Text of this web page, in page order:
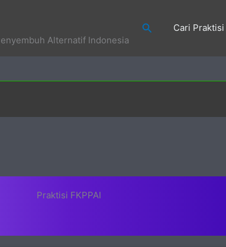
Alternatif Indonesia
SearchCari Praktisi
Praktisi FKPPAI